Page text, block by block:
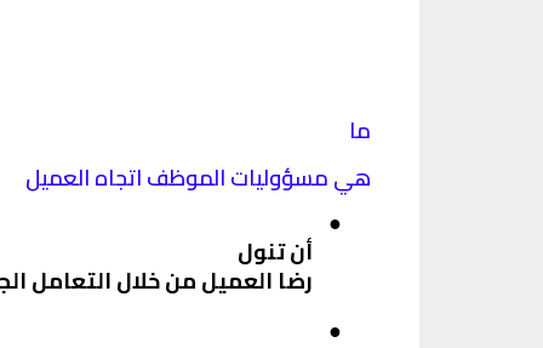
ما
هي مسؤوليات الموظف اتجاه العميل
●
أن تنول
رضا العميل من خلال التعامل
●